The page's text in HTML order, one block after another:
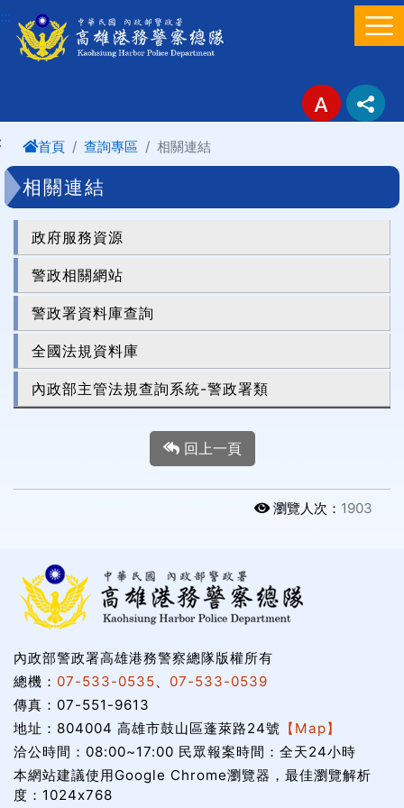
進入內容區塊
:::
首頁 查詢專區 相關連結
相關連結
政府服務資源
警政相關網站
警政署資料庫查詢
全國法規資料庫
內政部主管法規查詢系統-警政署類
回上一頁
瀏覽人次： 1903
內政部警政署高雄港務警察總隊版權所有
總機： 07-533-0535、 07-533-0539
傳真：07-551-9613
地址：804004 高雄市鼓山區蓬萊路24號 【Map】
洽公時間：08:00~17:00 民眾報案時間：全天24小時
本網站建議使用Google Chrome瀏覽器，最佳瀏覽解析
度：1024x768